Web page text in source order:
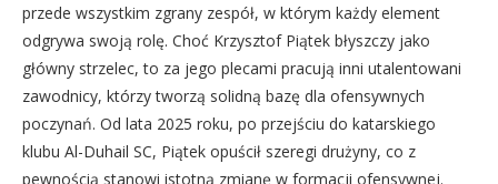
przede wszystkim zgrany zespół, w którym każdy element
odgrywa swoją rolę. Choć Krzysztof Piątek błyszczy jako
główny strzelec, to za jego plecami pracują inni utalentowani
zawodnicy, którzy tworzą solidną bazę dla ofensywnych
poczynań. Od lata 2025 roku, po przejściu do katarskiego
klubu Al-Duhail SC, Piątek opuścił szeregi drużyny, co z
pewnością stanowi istotną zmianę w formacji ofensywnej.